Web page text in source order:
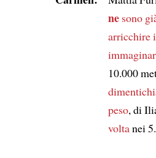
nesono
arricchire
10.000
peso, di
voltanei